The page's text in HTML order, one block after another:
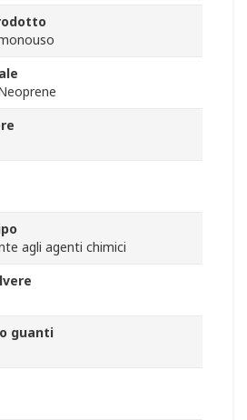
agli agenti chimici
guanti